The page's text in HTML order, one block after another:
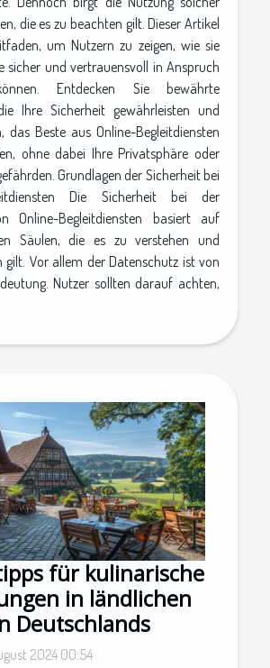
die es zu beachten gilt. Dieser Artikel
um Nutzern zu zeigen, wie sie
sicher und vertrauensvoll in Anspruch
Entdecken Sie bewährte
Ihre Sicherheit gewährleisten und
das Beste aus Online-Begleitdiensten
ohne dabei Ihre Privatsphäre oder
Grundlagen der Sicherheit bei
Die Sicherheit bei der
Online-Begleitdiensten basiert auf
Säulen, die es zu verstehen und
gilt. Vor allem der Datenschutz ist von
Nutzer sollten darauf achten,
für kulinarische
in ländlichen
Deutschlands
2024 00:54